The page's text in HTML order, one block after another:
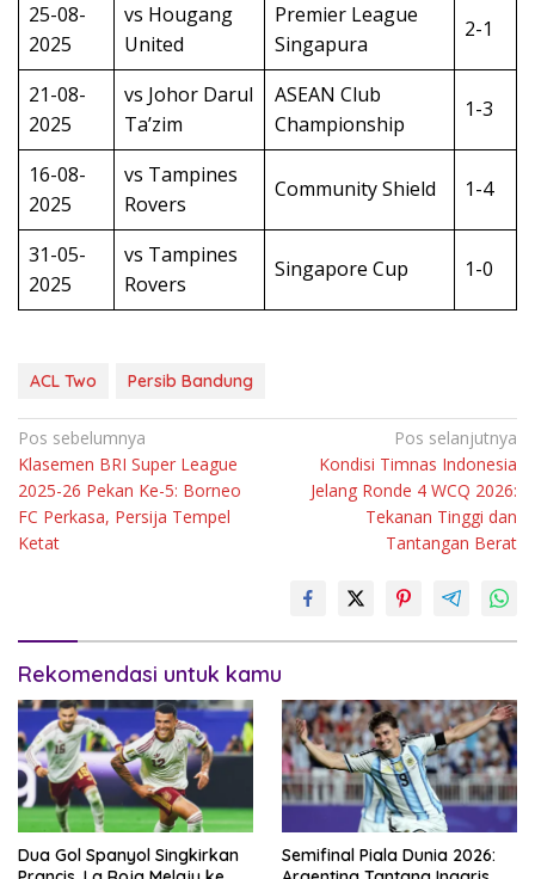
25-08-
2025
vs Hougang
United
Premier League
Singapura
2-1
21-08-
2025
vs Johor Darul
Ta’zim
ASEAN Club
Championship
1-3
16-08-
2025
vs Tampines
Rovers
Community Shield 1-4
31-05-
2025
vs Tampines
Rovers
Singapore Cup 1-0
ACL Two Persib Bandung
Navigasi
pos
Pos sebelumnya
Klasemen BRI Super League
2025-26 Pekan Ke-5: Borneo
FC Perkasa, Persija Tempel
Ketat
Pos selanjutnya
Kondisi Timnas Indonesia
Jelang Ronde 4 WCQ 2026:
Tekanan Tinggi dan
Tantangan Berat
Rekomendasi untuk kamu
Dua Gol Spanyol Singkirkan
Semifinal Piala Dunia 2026: